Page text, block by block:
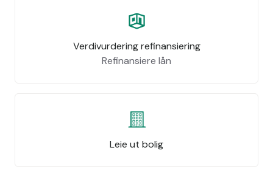
Verdivurdering refinansiering
Refinansiere lån
Leie ut bolig